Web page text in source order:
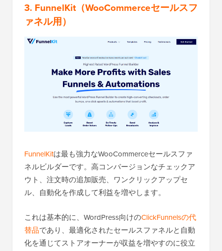
3. FunnelKit（WooCommerceセールスフ
ァネル用）
FunnelKitは最も強力なWooCommerceセールスファ
ネルビルダーです。高コンバージョンなチェックア
ウト、注文時の追加販売、ワンクリックアップセ
ル、自動化を作成して利益を増やします。
これは基本的に、WordPress向けのClickFunnelsの代
替品であり、最適化されたセールスファネルと自動
化を通じてストアオーナーが収益を増やすのに役立